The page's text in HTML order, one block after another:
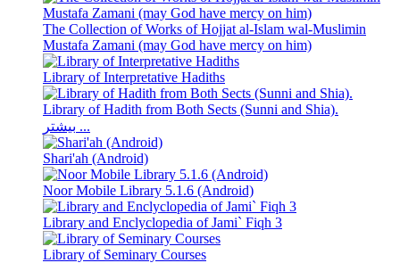
The Collection of Works of Hojjat al-Islam wal-Muslimin
Mustafa Zamani (may God have mercy on him)
Library of Interpretative Hadiths
Library of Hadith from Both Sects (Sunni and Shia).
بیشتر ...
Shari'ah (Android)
Noor Mobile Library 5.1.6 (Android)
Library and Enclyclopedia of Jami` Fiqh 3
Library of Seminary Courses